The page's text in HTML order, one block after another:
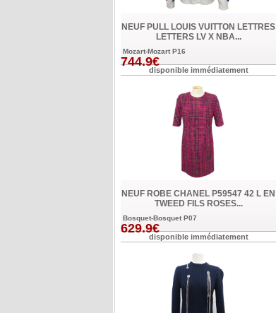
NEUF PULL LOUIS VUITTON LETTRES
LETTERS LV X NBA...
Mozart-Mozart P16
744.9€
disponible immédiatement
NEUF ROBE CHANEL P59547 42 L EN
TWEED FILS ROSES...
Bosquet-Bosquet P07
629.9€
disponible immédiatement